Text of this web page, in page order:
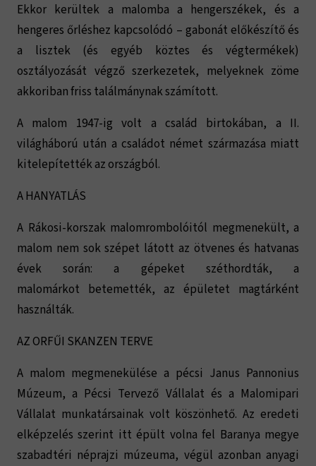
Ekkor kerültek a malomba a hengerszékek, és a
hengeres őrléshez kapcsolódó – gabonát előkészítő és
a lisztek (és egyéb köztes és végtermékek)
osztályozását végző szerkezetek, melyeknek zöme
akkoriban friss találmánynak számított.
A malom 1947-ig volt a család birtokában, a II.
világháború után a családot német származása miatt
kitelepítették az országból.
A HANYATLÁS
A Rákosi-korszak malomrombolóitól megmenekült, a
malom nem sok szépet látott az ötvenes és hatvanas
évek során: a gépeket széthordták, a
malomárkot betemették, az épületet magtárként
használták.
AZ ORFŰI SKANZEN TERVE
A malom megmenekülése a pécsi Janus Pannonius
Múzeum, a Pécsi Tervező Vállalat és a Malomipari
Vállalat munkatársainak volt köszönhető. Az eredeti
elképzelés szerint itt épült volna fel Baranya megye
szabadtéri néprajzi múzeuma, végül azonban anyagi